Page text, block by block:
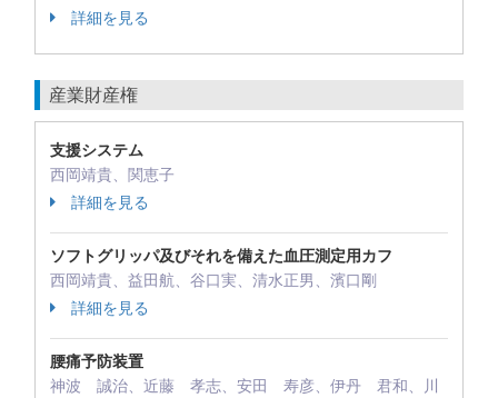
詳細を見る
産業財産権
支援システム
西岡靖貴、関恵子
詳細を見る
ソフトグリッパ及びそれを備えた血圧測定用カフ
西岡靖貴、益田航、谷口実、清水正男、濱口剛
詳細を見る
腰痛予防装置
神波 誠治、近藤 孝志、安田 寿彦、伊丹 君和、川